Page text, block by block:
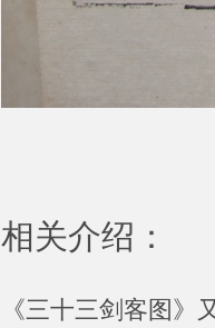
相关介绍：
《三十三剑客图》